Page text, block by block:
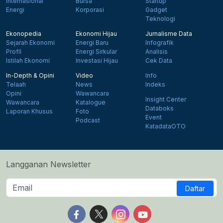
Energi
Korporasi
Gadget
Teknologi
Ekonopedia
Sejarah Ekonomi
Profil
Istilah Ekonomi
Ekonomi Hijau
Energi Baru
Energi Sirkular
Investasi Hijau
Jurnalisme Data
Infografik
Analisis
Cek Data
In-Depth & Opini
Telaah
Opini
Wawancara
Laporan Khusus
Video
News
Wawancara
Katalogue
Foto
Podcast
Info
Indeks
Insight Center
Databoks
Event
KatadataOTO
Langganan Newsletter
Daftar
Follow us on Facebook
Follow us on X
Follow us on Instagram
Follow us on